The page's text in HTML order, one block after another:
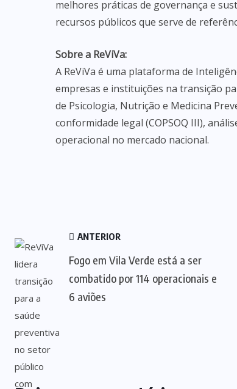
melhores práticas de governança e
recursos públicos que serve de
Sobre a ReViVa:
A ReViVa é uma plataforma de
empresas e instituições na transição
de Psicologia, Nutrição e Medicina
conformidade legal (COPSOQ III),
operacional no mercado nacional.
ANTERIOR
Fogo em Vila Verde está a ser
combatido por 114 operacionais e
6 aviões